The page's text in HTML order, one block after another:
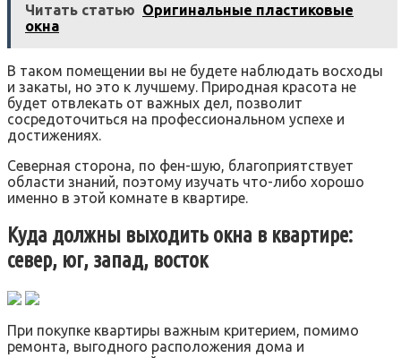
Читать статью Оригинальные пластиковые
окна
В таком помещении вы не будете наблюдать восходы
и закаты, но это к лучшему. Природная красота не
будет отвлекать от важных дел, позволит
сосредоточиться на профессиональном успехе и
достижениях.
Северная сторона, по фен-шую, благоприятствует
области знаний, поэтому изучать что-либо хорошо
именно в этой комнате в квартире.
Куда должны выходить окна в квартире:
север, юг, запад, восток
При покупке квартиры важным критерием, помимо
ремонта, выгодного расположения дома и